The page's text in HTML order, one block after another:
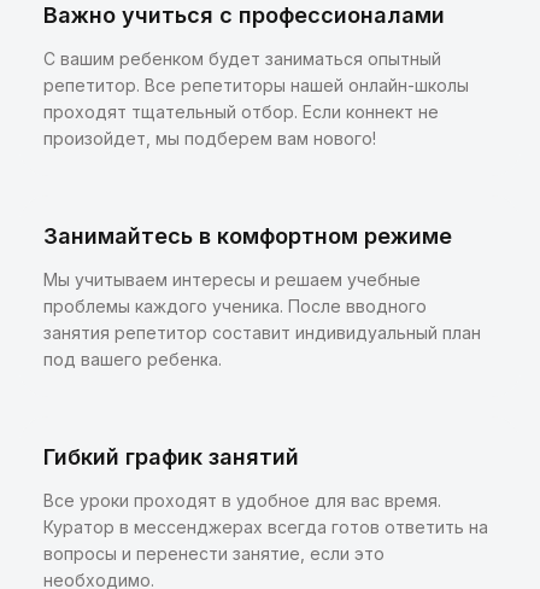
Важно учиться с профессионалами
С вашим ребенком будет заниматься опытный
репетитор. Все репетиторы нашей онлайн-школы
проходят тщательный отбор. Если коннект не
произойдет, мы подберем вам нового!
Занимайтесь в комфортном режиме
Мы учитываем интересы и решаем учебные
проблемы каждого ученика. После вводного
занятия репетитор составит индивидуальный план
под вашего ребенка.
Гибкий график занятий
Все уроки проходят в удобное для вас время.
Куратор в мессенджерах всегда готов ответить на
вопросы и перенести занятие, если это
необходимо.